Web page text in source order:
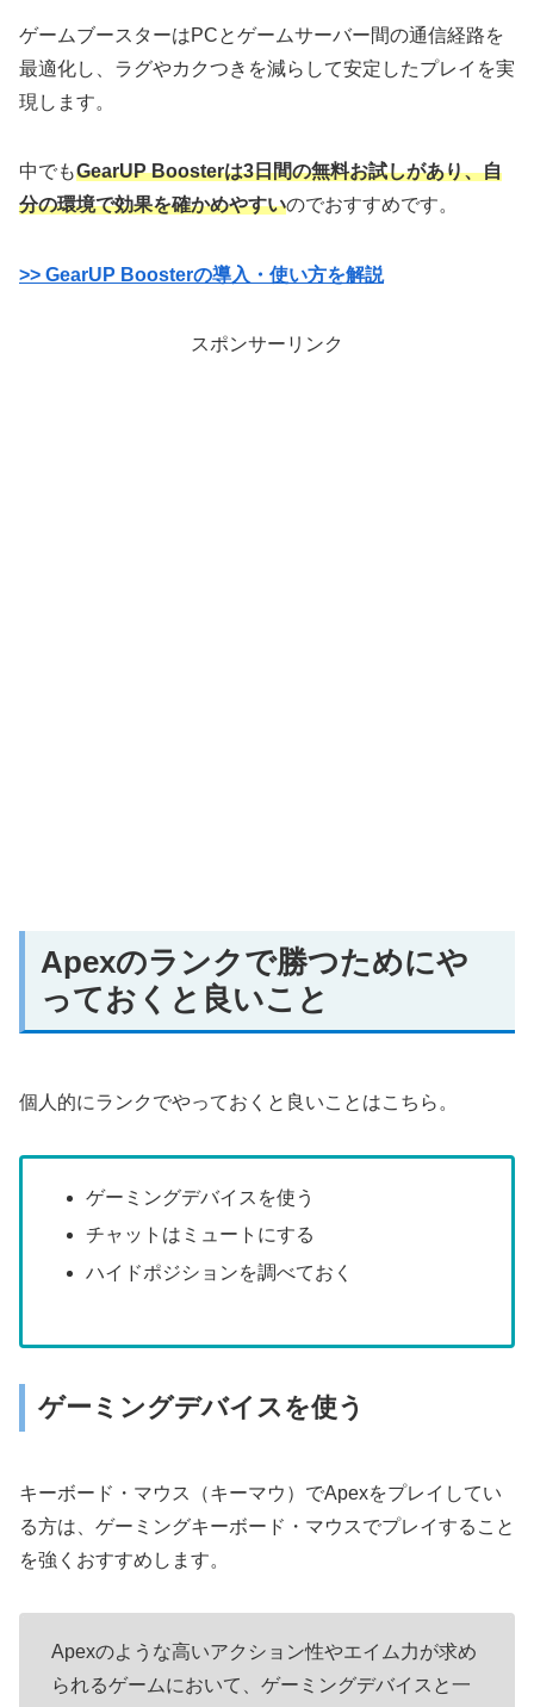
ゲームブースターはPCとゲームサーバー間の通信経路を
最適化し、ラグやカクつきを減らして安定したプレイを実
現します。
中でもGearUP Boosterは3日間の無料お試しがあり、自
分の環境で効果を確かめやすいのでおすすめです。
>> GearUP Boosterの導入・使い方を解説
スポンサーリンク
Apexのランクで勝つためにや
っておくと良いこと
個人的にランクでやっておくと良いことはこちら。
ゲーミングデバイスを使う
チャットはミュートにする
ハイドポジションを調べておく
ゲーミングデバイスを使う
キーボード・マウス（キーマウ）でApexをプレイしてい
る方は、ゲーミングキーボード・マウスでプレイすること
を強くおすすめします。
Apexのような高いアクション性やエイム力が求め
られるゲームにおいて、ゲーミングデバイスと一